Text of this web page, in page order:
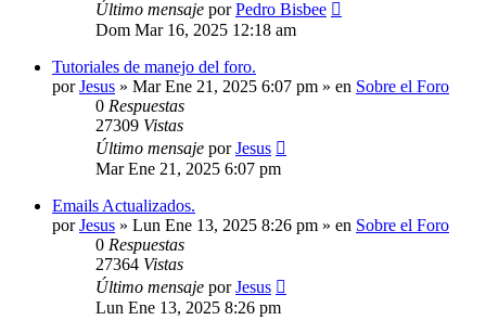
Último mensaje porPedro Bisbee
Dom Mar 16, 2025 12:18 am
Tutoriales de manejo del foro.
porJesus » Mar Ene 21, 2025 6:07 pm » en Sobre el Foro
0 Respuestas
27309 Vistas
Último mensaje porJesus
Mar Ene 21, 2025 6:07 pm
Emails Actualizados.
porJesus » Lun Ene 13, 2025 8:26 pm » en Sobre el Foro
0 Respuestas
27364 Vistas
Último mensaje porJesus
Lun Ene 13, 2025 8:26 pm